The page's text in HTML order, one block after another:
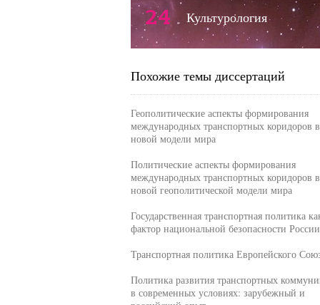
24 Культурология
Похожие темы диссертаций
Геополитические аспекты формирования
международных транспортных коридоров в
новой модели мира
Политические аспекты формирования
международных транспортных коридоров в
новой геополитической модели мира
Государственная транспортная политика
фактор национальной безопасности России
Транспортная политика Европейского
Политика развития транспортных
в современных условиях: зарубежный и